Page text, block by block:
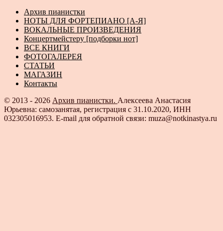
Архив пианистки
НОТЫ ДЛЯ ФОРТЕПИАНО [А-Я]
ВОКАЛЬНЫЕ ПРОИЗВЕДЕНИЯ
Концертмейстеру [подборки нот]
ВСЕ КНИГИ
ФОТОГАЛЕРЕЯ
СТАТЬИ
МАГАЗИН
Контакты
© 2013 - 2026 Архив пианистки. Алексеева Анастасия
Юрьевна: самозанятая, регистрация с 31.10.2020, ИНН
032305016953. E-mail для обратной связи: muza@notkinastya.ru